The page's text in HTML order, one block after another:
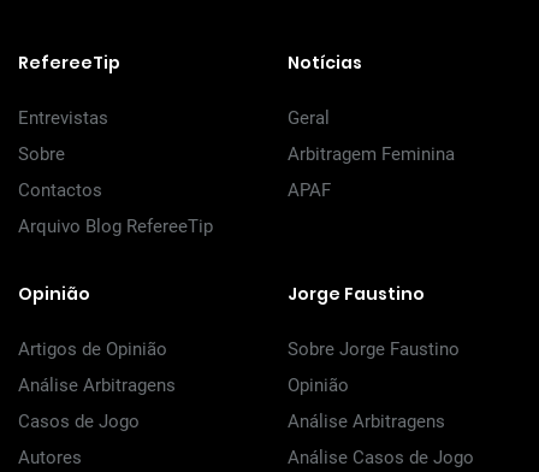
RefereeTip
Entrevistas
Sobre
Contactos
Arquivo Blog RefereeTip
Notícias
Geral
Arbitragem Feminina
APAF
Opinião
Artigos de Opinião
Análise Arbitragens
Casos de Jogo
Autores
Jorge Faustino
Sobre Jorge Faustino
Opinião
Análise Arbitragens
Análise Casos de Jogo